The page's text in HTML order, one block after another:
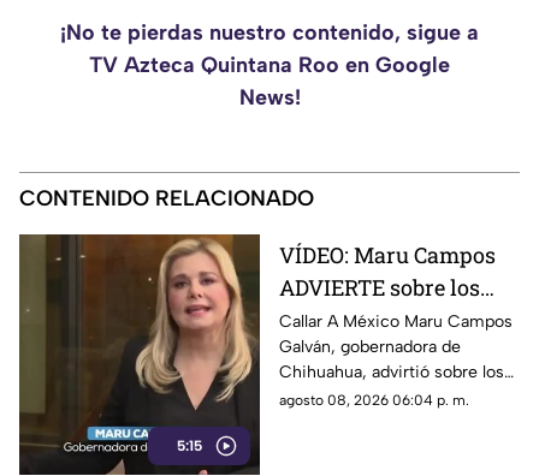
¡No te pierdas nuestro contenido, sigue a
TV Azteca Quintana Roo en Google
News!
CONTENIDO RELACIONADO
5:15
VÍDEO: Maru Campos
ADVIERTE sobre los
RIESGOS de los nuevos
lineamientos
propuestos por el
Gobierno
Callar A México Maru Campos
Galván, gobernadora de
Chihuahua, advirtió sobre los
riesgos que podrían
agosto 08, 2026 06:04 p. m.